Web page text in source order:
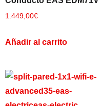
1.449,00€
Añadir al carrito